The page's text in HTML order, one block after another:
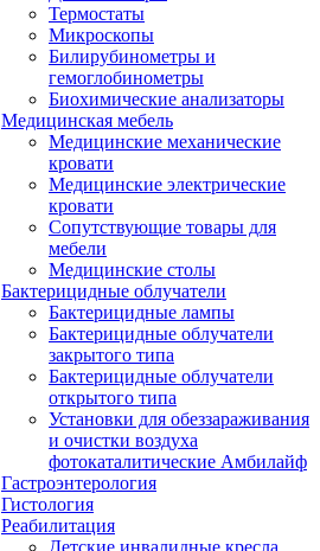
Термостаты
Микроскопы
Билирубинометры и
гемоглобинометры
Биохимические анализаторы
Медицинская мебель
Медицинские механические
кровати
Медицинские электрические
кровати
Сопутствующие товары для
мебели
Медицинские столы
Бактерицидные облучатели
Бактерицидные лампы
Бактерицидные облучатели
закрытого типа
Бактерицидные облучатели
открытого типа
Установки для обеззараживания
и очистки воздуха
фотокаталитические Амбилайф
Гастроэнтерология
Гистология
Реабилитация
Детские инвалидные кресла